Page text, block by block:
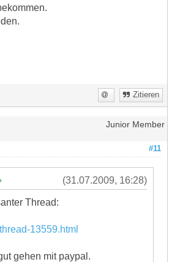
Zitieren
Junior Member
#11
(31.07.2009, 16:28)
Thread:
13559.html
gehen mit paypal.